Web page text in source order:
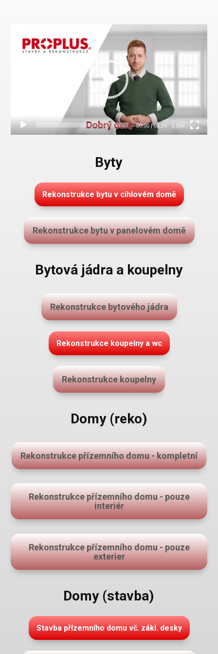
přehrávač
00:00|01:29 1.00x
Byty
Rekonstrukce bytu v cihlovém domě
Rekonstrukce bytu v panelovém domě
Bytová jádra a koupelny
Rekonstrukce bytového jádra
Rekonstrukce koupelny a wc
Rekonstrukce koupelny
Domy (reko)
Rekonstrukce přízemního domu - kompletní
Rekonstrukce přízemního domu - pouze
interiér
Rekonstrukce přízemního domu - pouze
exterier
Domy (stavba)
Stavba přízemního domu vč. zákl. desky